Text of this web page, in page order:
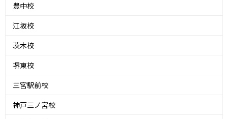
豊中校
江坂校
茨木校
堺東校
三宮駅前校
神戸三ノ宮校